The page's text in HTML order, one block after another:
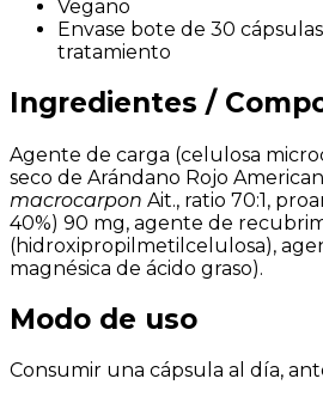
Vegano
Envase bote de 30
tratamiento
Ingredientes /
Agente de carga (celulosa
seco de Arándano Rojo
macrocarpon Ait., ratio 70:1,
40%) 90 mg, agente de
(hidroxipropilmetilcelulosa),
magnésica de ácido graso).
Modo de uso
Consumir una cápsula al día,